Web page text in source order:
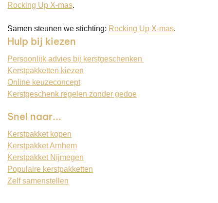
Rocking Up X-mas.
Samen steunen we stichting: Rocking Up X-mas.
Hulp bij kiezen
Persoonlijk advies bij kerstgeschenken
Kerstpakketten kiezen
Online keuzeconcept
Kerstgeschenk regelen zonder gedoe
Snel naar...
Kerstpakket kopen
Kerstpakket Arnhem
Kerstpakket Nijmegen
Populaire kerstpakketten
Zelf samenstellen